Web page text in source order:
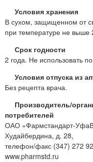
Условия хранения
В сухом, защищенном от
при температуре не выше
Срок годности
2 года. Не использовать
Условия отпуска из
Без рецепта врача.
Производитель/
потребителей
ОАО «Фармстандарт-
Худайбердина, д. 28,
телефон/факс (347) 272
www.pharmstd.ru